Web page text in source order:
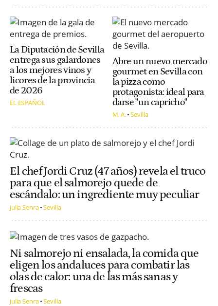
La Diputación de Sevilla
entrega sus galardones
a los mejores vinos y
licores de la provincia
de 2026
EL ESPAÑOL
Abre un nuevo mercado
gourmet en Sevilla con
la pizza como
protagonista: ideal para
darse "un capricho"
M. A. Sevilla
El chef Jordi Cruz (47 años) revela el truco
para que el salmorejo quede de
escándalo: un ingrediente muy peculiar
Julia Senra Sevilla
Ni salmorejo ni ensalada, la comida que
eligen los andaluces para combatir las
olas de calor: una de las más sanas y
frescas
Julia Senra Sevilla